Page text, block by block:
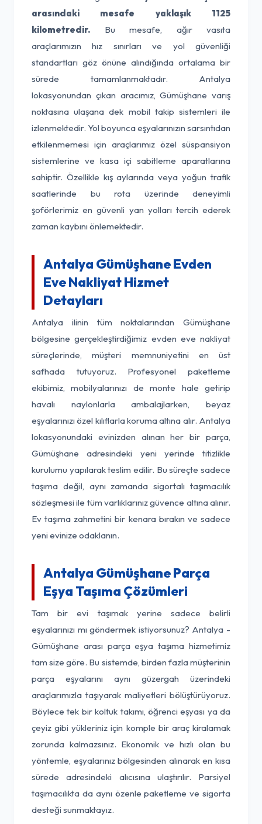
arasındaki mesafe yaklaşık 1125
kilometredir. Bu mesafe, ağır vasıta
araçlarımızın hız sınırları ve yol güvenliği
standartları göz önüne alındığında ortalama bir
sürede tamamlanmaktadır. Antalya
lokasyonundan çıkan aracımız, Gümüşhane varış
noktasına ulaşana dek mobil takip sistemleri ile
izlenmektedir. Yol boyunca eşyalarınızın sarsıntıdan
etkilenmemesi için araçlarımız özel süspansiyon
sistemlerine ve kasa içi sabitleme aparatlarına
sahiptir. Özellikle kış aylarında veya yoğun trafik
saatlerinde bu rota üzerinde deneyimli
şoförlerimiz en güvenli yan yolları tercih ederek
zaman kaybını önlemektedir.
Antalya Gümüşhane Evden
Eve Nakliyat Hizmet
Detayları
Antalya ilinin tüm noktalarından Gümüşhane
bölgesine gerçekleştirdiğimiz evden eve nakliyat
süreçlerinde, müşteri memnuniyetini en üst
safhada tutuyoruz. Profesyonel paketleme
ekibimiz, mobilyalarınızı de monte hale getirip
havalı naylonlarla ambalajlarken, beyaz
eşyalarınızı özel kılıflarla koruma altına alır. Antalya
lokasyonundaki evinizden alınan her bir parça,
Gümüşhane adresindeki yeni yerinde titizlikle
kurulumu yapılarak teslim edilir. Bu süreçte sadece
taşıma değil, aynı zamanda sigortalı taşımacılık
sözleşmesi ile tüm varlıklarınız güvence altına alınır.
Ev taşıma zahmetini bir kenara bırakın ve sadece
yeni evinize odaklanın.
Antalya Gümüşhane Parça
Eşya Taşıma Çözümleri
Tam bir evi taşımak yerine sadece belirli
eşyalarınızı mı göndermek istiyorsunuz? Antalya -
Gümüşhane arası parça eşya taşıma hizmetimiz
tam size göre. Bu sistemde, birden fazla müşterinin
parça eşyalarını aynı güzergah üzerindeki
araçlarımızla taşıyarak maliyetleri bölüştürüyoruz.
Böylece tek bir koltuk takımı, öğrenci eşyası ya da
çeyiz gibi yükleriniz için komple bir araç kiralamak
zorunda kalmazsınız. Ekonomik ve hızlı olan bu
yöntemle, eşyalarınız bölgesinden alınarak en kısa
sürede adresindeki alıcısına ulaştırılır. Parsiyel
taşımacılıkta da aynı özenle paketleme ve sigorta
desteği sunmaktayız.